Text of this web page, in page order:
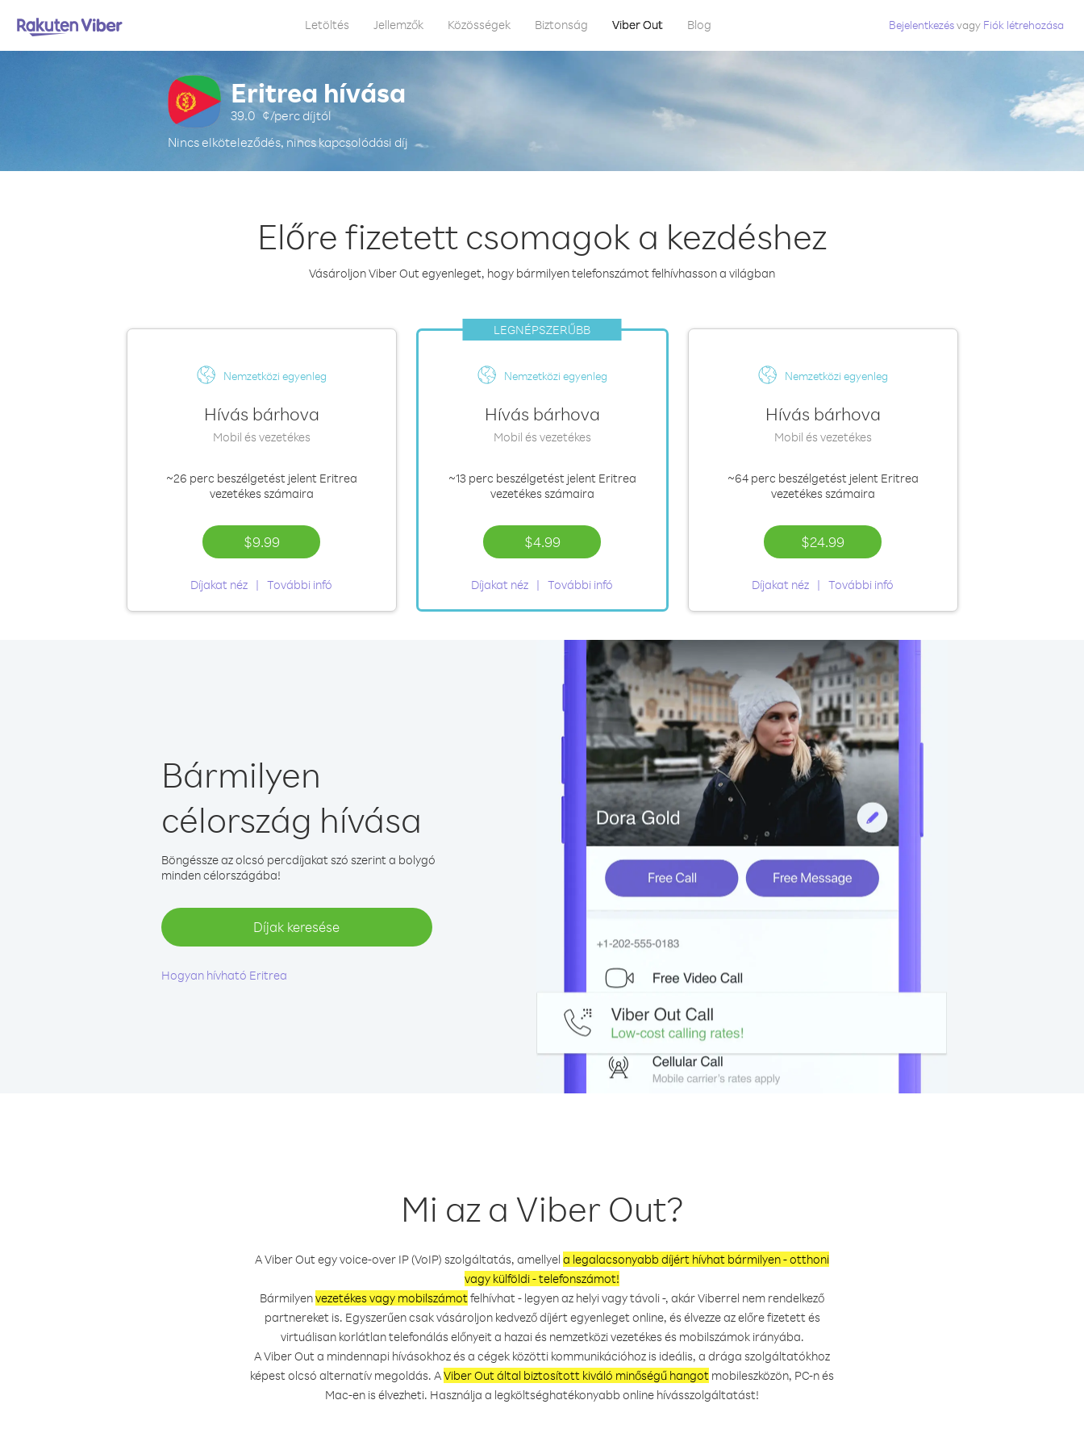
Letöltés Jellemzők Közösségek Biztonság Viber Out Blog Bejelentkezésvagy Fiók létrehozása
Eritrea hívása
39.0 ¢/percdíjtól
Nincs elköteleződés, nincs kapcsolódási díj
Előre fizetett csomagok a kezdéshez
Vásároljon Viber Out egyenleget, hogy bármilyen telefonszámot felhívhasson a világban
Nemzetközi egyenleg
Hívás bárhova
Mobil és vezetékes
~26 perc beszélgetést jelent Eritrea
vezetékes számaira
$9.99
Díjakat néz További infó
LEGNÉPSZERŰBB
Nemzetközi egyenleg
Hívás bárhova
Mobil és vezetékes
~13 perc beszélgetést jelent Eritrea
vezetékes számaira
$4.99
Díjakat néz További infó
Nemzetközi egyenleg
Hívás bárhova
Mobil és vezetékes
~64 perc beszélgetést jelent Eritrea
vezetékes számaira
$24.99
Díjakat néz További infó
Bármilyen
célország hívása
Böngéssze az olcsó percdíjakat szó szerint a bolygó
minden célországába!
Díjak keresése
Hogyan hívható Eritrea
Mi az a Viber Out?
A Viber Out egy voice-over IP (VoIP) szolgáltatás, amellyel a legalacsonyabb díjért hívhat bármilyen - otthoni
vagy külföldi - telefonszámot!
Bármilyenvezetékes vagy mobilszámotfelhívhat - legyen az helyi vagy távoli -, akár Viberrel nem rendelkező
partnereket is. Egyszerűen csak vásároljon kedvező díjért egyenleget online, és élvezze az előre fizetett és
virtuálisan korlátlan telefonálás előnyeit a hazai és nemzetközi vezetékes és mobilszámok irányába.
A Viber Out a mindennapi hívásokhoz és a cégek közötti kommunikációhoz is ideális, a drága szolgáltatókhoz
képest olcsó alternatív megoldás. AViber Out által biztosított kiváló minőségű hangot mobileszközön, PC-n és
Mac-en is élvezheti. Használja a legköltséghatékonyabb online hívásszolgáltatást!